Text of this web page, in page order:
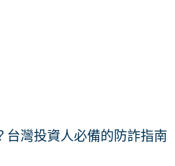
台灣投資人必備的防詐指南